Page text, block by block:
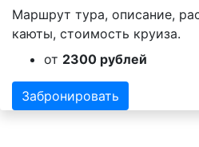
Маршрут тура, описание,
каюты, стоимость круиза.
от 2300 рублей
Забронировать